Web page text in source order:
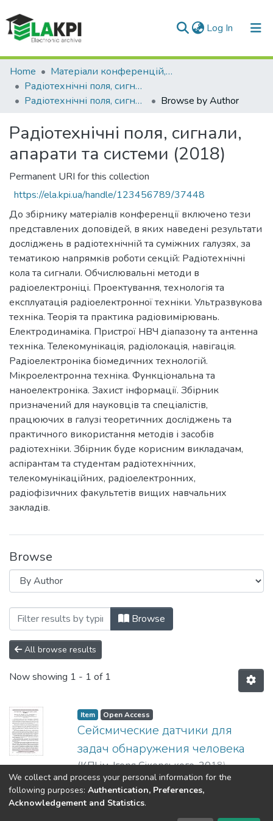
Log In (current)
Communities & Collections
All of DSpace
Home
Матеріали конференцій, семінарів і т.п.
Радіотехнічні поля, сигнали, апарати та системи
Радіотехнічні поля, сигнали, апарати та системи (2018)
Browse by Author
Радіотехнічні поля, сигнали,
апарати та системи (2018)
Permanent URI for this collection
https://ela.kpi.ua/handle/123456789/37448
До збірнику матеріалів конференції включено тези
представлених доповідей, в яких наведені результати
досліджень в радіотехнічній та суміжних галузях, за
тематикою напрямків роботи секцій: Радіотехнічні
кола та сигнали. Обчислювальні методи в
радіоелектроніці. Проектування, технологія та
експлуатація радіоелектронної техніки. Ультразвукова
техніка. Теорія та практика радіовимірювань.
Електродинаміка. Пристрої НВЧ діапазону та антенна
техніка. Телекомунікація, радіолокація, навігація.
Радіоелектроніка біомедичних технологій.
Мікроелектронна техніка. Функціональна та
наноелектроніка. Захист інформації. Збірник
призначений для науковців та спеціалістів,
працюючих в галузі теоретичних досліджень та
практичного використання методів і засобів
радіотехніки. Збірник буде корисним викладачам,
аспірантам та студентам радіотехнічних,
телекомунікаційних, радіоелектронних,
радіофізичних факультетів вищих навчальних
закладів.
Browse
Browsing Радіотехнічні поля,
Browse
All browse results
Now showing 1 - 1 of 1
Item Open Access
Сейсмические датчики для
задач обнаружения человека
(КПІ ім. Ігоря Сікорського,2018)
Вистезенко, Е. В.;Мовчанюк, А. В.
Бойко, Р. Д.
Show more
We collect and process your personal information for the
following purposes: Authentication, Preferences,
Acknowledgement and Statistics.